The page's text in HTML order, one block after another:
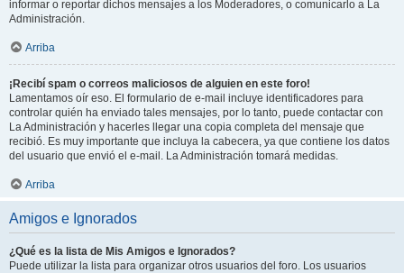
informar o reportar dichos mensajes a los Moderadores, o comunicarlo a La
Administración.
Arriba
¡Recibí spam o correos maliciosos de alguien en este foro!
Lamentamos oír eso. El formulario de e-mail incluye identificadores para
controlar quién ha enviado tales mensajes, por lo tanto, puede contactar con
La Administración y hacerles llegar una copia completa del mensaje que
recibió. Es muy importante que incluya la cabecera, ya que contiene los datos
del usuario que envió el e-mail. La Administración tomará medidas.
Arriba
Amigos e Ignorados
¿Qué es la lista de Mis Amigos e Ignorados?
Puede utilizar la lista para organizar otros usuarios del foro. Los usuarios